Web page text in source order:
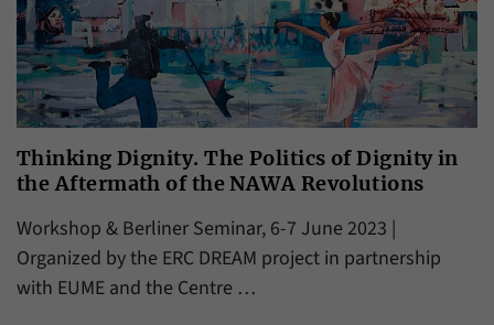
Thinking Dignity. The Politics of Dignity in
the Aftermath of the NAWA Revolutions
Workshop & Berliner Seminar, 6-7 June 2023 |
Organized by the ERC DREAM project in partnership
with EUME and the Centre …